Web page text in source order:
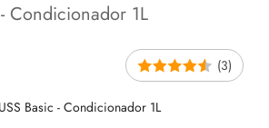
- Condicionador 1L
(3)